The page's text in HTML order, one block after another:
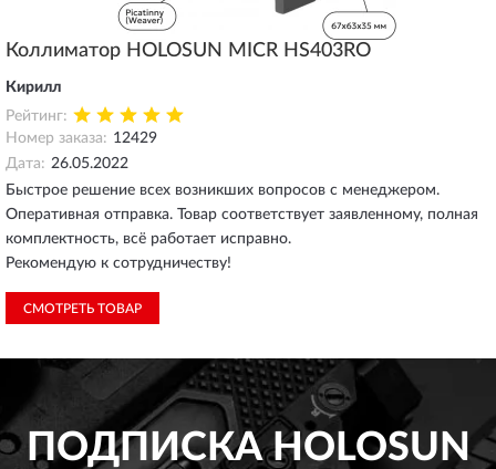
Коллиматор HOLOSUN MICR HS403RO
Кирилл
Рейтинг:
Номер заказа: 12429
Дата: 26.05.2022
Быстрое решение всех возникших вопросов с менеджером.
Оперативная отправка. Товар соответствует заявленному, полная
комплектность, всё работает исправно.
Рекомендую к сотрудничеству!
СМОТРЕТЬ ТОВАР
ПОДПИСКАHOLOSUN